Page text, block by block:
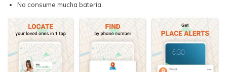
No consume mucha batería.